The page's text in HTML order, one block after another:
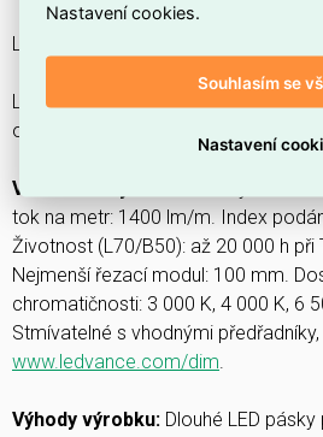
LED STRIP VALUE-1400 30 meter
LED pásky s krytím IP65 o délce
obecné aplikace.
Vlastnosti výrobku:
Pružný a
tok na metr: 1400 lm/m. Index
Životnost (L70/B50): až 20 000 h při
Nejmenší řezací modul: 100 mm.
chromatičnosti: 3 000 K, 4 000 K, 6
Stmívatelné s vhodnými
www.ledvance.com/dim.
Výhody výrobku: Dlouhé LED
Nastavení cookies.
Souhlasím se
Nastavení